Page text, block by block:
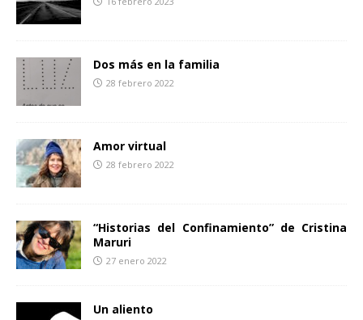
Dos más en la familia
28 febrero 2022
Amor virtual
28 febrero 2022
“Historias del Confinamiento” de Cristina
Maruri
27 enero 2022
Un aliento